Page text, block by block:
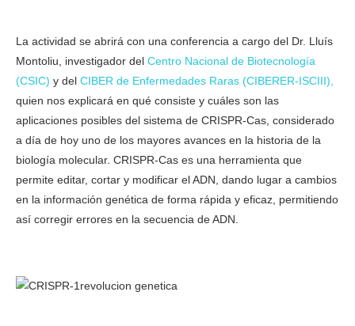
La actividad se abrirá con una conferencia a cargo del Dr. Lluís
Montoliu, investigador del Centro Nacional de Biotecnología
(CSIC) y del CIBER de Enfermedades Raras (CIBERER-ISCIII),
quien nos explicará en qué consiste y cuáles son las
aplicaciones posibles del sistema de CRISPR-Cas, considerado
a día de hoy uno de los mayores avances en la historia de la
biología molecular. CRISPR-Cas es una herramienta que
permite editar, cortar y modificar el ADN, dando lugar a cambios
en la información genética de forma rápida y eficaz, permitiendo
así corregir errores en la secuencia de ADN.